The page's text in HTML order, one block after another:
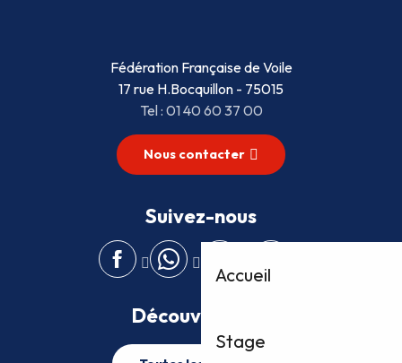
Accueil
Stage
Fédération Française de Voile
17 rue H.Bocquillon - 75015
Tel : 01 40 60 37 00
Nous contacter
Suivez-nous
Découvrez plus